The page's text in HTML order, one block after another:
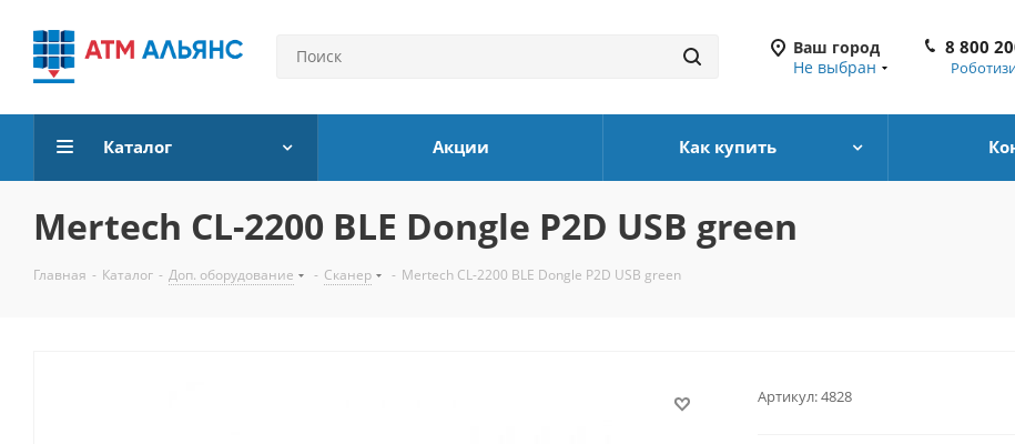
Ваш город
Не выбран
8 800
Каталог Акции Как купить
Mertech CL-2200 BLE Dongle P2D USB green
Главная - Каталог - Доп. оборудование - Сканер - Mertech CL-2200 BLE Dongle P2D USB green
Артикул:4828